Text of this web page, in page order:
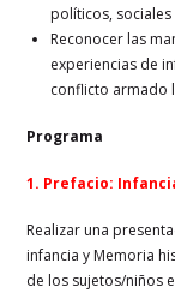
políticos,
Reconocer las
experiencias de
conflicto armado
Programa
1. Prefacio:
Realizar una
infancia y Memoria
de los sujetos/niños